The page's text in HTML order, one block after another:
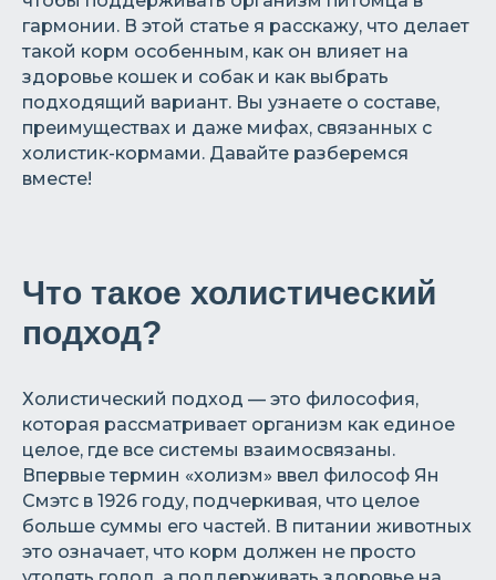
гармонии. В этой статье я расскажу, что делает
такой корм особенным, как он влияет на
здоровье кошек и собак и как выбрать
подходящий вариант. Вы узнаете о составе,
преимуществах и даже мифах, связанных с
холистик-кормами. Давайте разберемся
вместе!
Что такое холистический
подход?
Холистический подход — это философия,
которая рассматривает организм как единое
целое, где все системы взаимосвязаны.
Впервые термин «холизм» ввел философ Ян
Смэтс в 1926 году, подчеркивая, что целое
больше суммы его частей. В питании животных
это означает, что корм должен не просто